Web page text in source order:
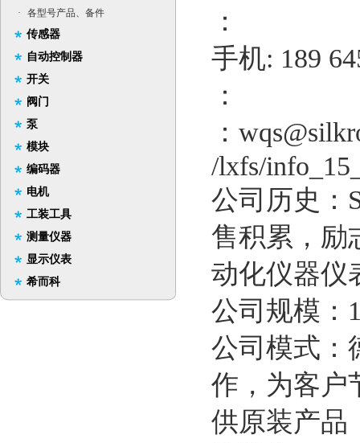
·
各型号产品、备件
传感器
自动控制器
开关
阀门
泵
模块
编码器
电机
工装工具
测量仪器
显示仪表
希而科
：
手机: 189
：
：
/lxfs/
公司历史：
售积累，励
动化仪器仪
公司规模：
公司模式：
作，为客户
供原装产品